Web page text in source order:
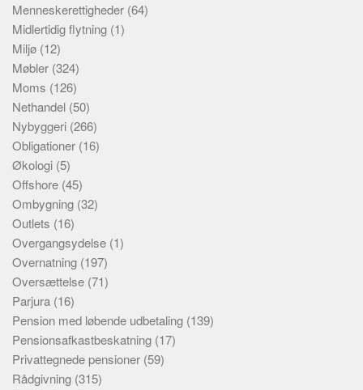
Menneskerettigheder (64)
Midlertidig flytning (1)
Miljø (12)
Møbler (324)
Moms (126)
Nethandel (50)
Nybyggeri (266)
Obligationer (16)
Økologi (5)
Offshore (45)
Ombygning (32)
Outlets (16)
Overgangsydelse (1)
Overnatning (197)
Oversættelse (71)
Parjura (16)
Pension med løbende udbetaling (139)
Pensionsafkastbeskatning (17)
Privattegnede pensioner (59)
Rådgivning (315)